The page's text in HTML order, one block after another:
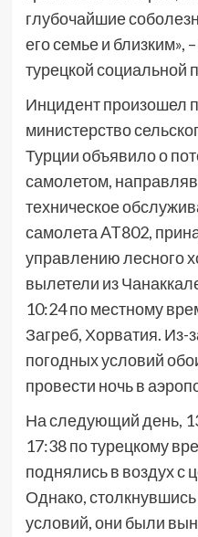
глубочайшие
его семье и
турецкой социальной
Инцидент произошел
министерство
Турции объявило о
самолетом,
техническое
самолета AT802,
управлению лесного
вылетели из
10:24 по местному
Загреб, Хорватия. Из-
погодных условий
провести ночь в
На следующий день,
17:38 по турецкому
поднялись в воздух с
Однако,
условий, они были